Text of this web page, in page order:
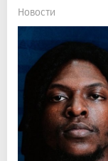
Новости